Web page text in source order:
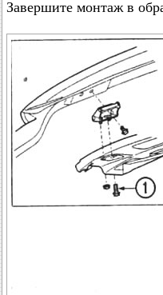
Завершите монтаж в